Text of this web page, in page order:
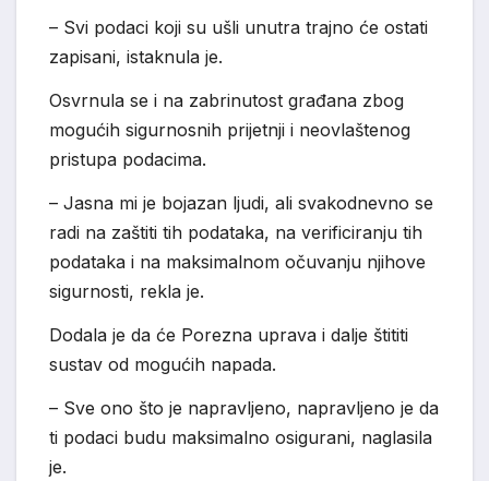
– Svi podaci koji su ušli unutra trajno će ostati
zapisani, istaknula je.
Osvrnula se i na zabrinutost građana zbog
mogućih sigurnosnih prijetnji i neovlaštenog
pristupa podacima.
– Jasna mi je bojazan ljudi, ali svakodnevno se
radi na zaštiti tih podataka, na verificiranju tih
podataka i na maksimalnom očuvanju njihove
sigurnosti, rekla je.
Dodala je da će Porezna uprava i dalje štititi
sustav od mogućih napada.
– Sve ono što je napravljeno, napravljeno je da
ti podaci budu maksimalno osigurani, naglasila
je.